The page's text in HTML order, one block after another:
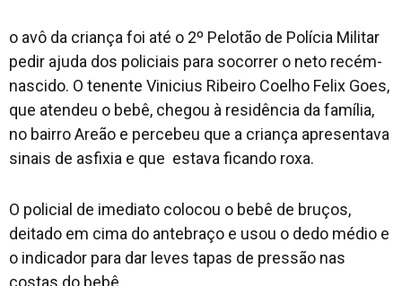
o avô da criança foi até o 2º Pelotão de Polícia Militar
pedir ajuda dos policiais para socorrer o neto recém-
nascido. O tenente Vinicius Ribeiro Coelho Felix Goes,
que atendeu o bebê, chegou à residência da família,
no bairro Areão e percebeu que a criança apresentava
sinais de asfixia e que estava ficando roxa.
O policial de imediato colocou o bebê de bruços,
deitado em cima do antebraço e usou o dedo médio e
o indicador para dar leves tapas de pressão nas
costas do bebê.